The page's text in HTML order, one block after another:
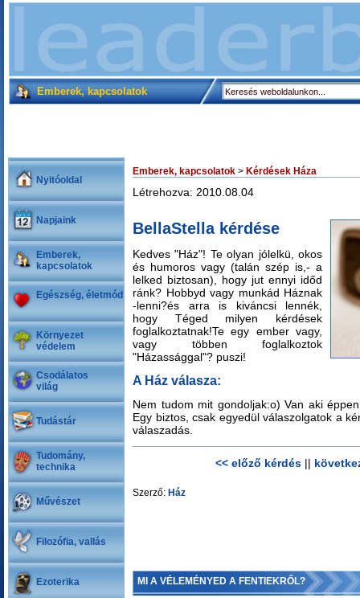
Emberek, kapcsolatok
Nyitóoldal
Napjaink
Emberek,
kapcsolatok
Egészség, életmód
Környezet
védelem
Csodálatos
világ
Tudástár
Tudomány,
technika
Művészet
Filozófia, vallás
Ezoterika
Emberek, kapcsolatok > Kérdések Háza
Létrehozva: 2010.08.04
BellaStella kérdése
Kedves "Ház"! Te olyan jólelkü, okos
és humoros vagy (talán szép is,- a
lelked biztosan), hogy jut ennyi időd
ránk? Hobbyd vagy munkád Háznak
-lenni?és arra is kiváncsi lennék,
hogy Téged milyen kérdések
foglalkoztatnak!Te egy ember vagy,
vagy többen foglalkoztok
"Házassággal"? puszi!
A Ház válasza:
Nem tudom mit gondoljak:o) Van aki
Egy biztos, csak egyedül válaszolgatok a
válaszadás.
<< előző kérdés||
Szerző: Ház
MI A VÉLEMÉNYED A FENTIEKRŐL?